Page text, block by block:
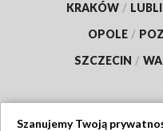
KRAKÓW /
OPOLE /
SZCZECIN /
Szanujemy Twoją